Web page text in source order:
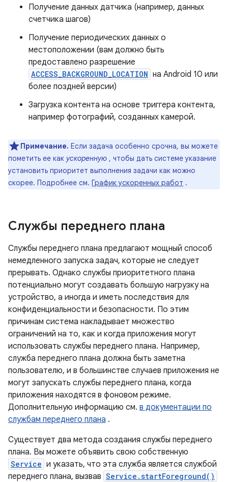
Получение данных датчика (например, данных
счетчика шагов)
Получение периодических данных о
местоположении (вам должно быть
предоставлено разрешение
ACCESS_BACKGROUND_LOCATION на Android 10 или
более поздней версии)
Загрузка контента на основе триггера контента,
например фотографий, созданных камерой.
Примечание. Если задача особенно срочна, вы можете
пометить ее как ускоренную , чтобы дать системе указание
установить приоритет выполнения задачи как можно
скорее. Подробнее см. График ускоренных работ .
Службы переднего плана
Службы переднего плана предлагают мощный способ
немедленного запуска задач, которые не следует
прерывать. Однако службы приоритетного плана
потенциально могут создавать большую нагрузку на
устройство, а иногда и иметь последствия для
конфиденциальности и безопасности. По этим
причинам система накладывает множество
ограничений на то, как и когда приложения могут
использовать службы переднего плана. Например,
служба переднего плана должна быть заметна
пользователю, и в большинстве случаев приложения не
могут запускать службы переднего плана, когда
приложения находятся в фоновом режиме.
Дополнительную информацию см. в документации по
службам переднего плана .
Существует два метода создания службы переднего
плана. Вы можете объявить свою собственную
Service и указать, что эта служба является службой
переднего плана, вызвав Service.startForeground()